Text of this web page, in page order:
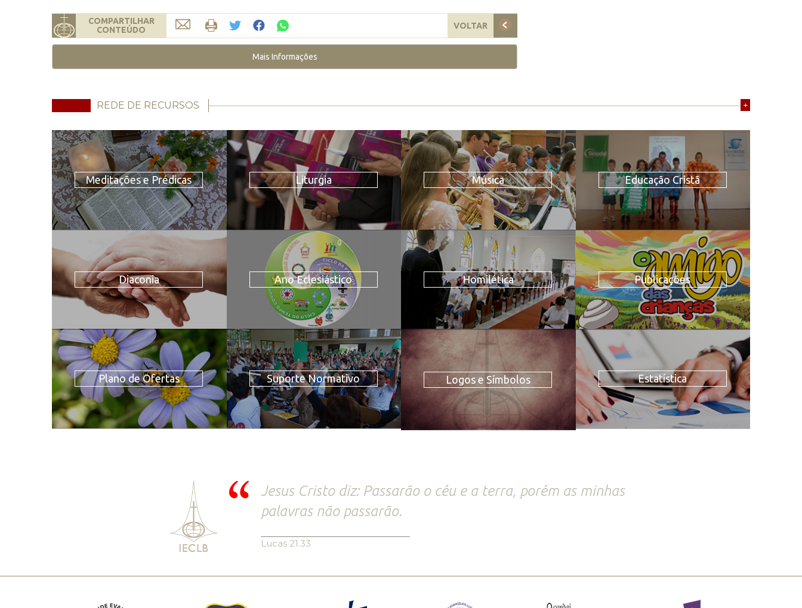
COMPARTILHAR
CONTEÚDO
VOLTAR
Mais Informações
REDE DE RECURSOS +
Meditações e Prédicas Liturgia Música Educação Cristã
Diaconia Ano Eclesiástico Homilética Publicações
Plano de Ofertas Suporte Normativo Logos e Símbolos Estatística
Jesus Cristo diz: Passarão o céu e a terra, porém as minhas
palavras não passarão.
Lucas 21.33